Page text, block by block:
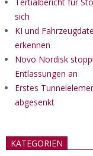
Tertialbericht für
sich
KI und
erkennen
Novo Nordisk
Entlassungen an
Erstes
abgesenkt
KATEGORIEN